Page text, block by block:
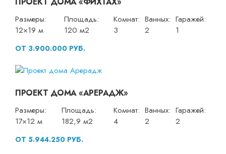
Размеры:
12×19 м
Площадь:
120 м2
Комнат:
3
Ванных:
2
Гаражей:
1
ОТ 3.900.000 РУБ.
ПРОЕКТ ДОМА «АРЕРАДЖ»
Размеры:
17×12 м
Площадь:
182,9 м2
Комнат:
4
Ванных:
2
Гаражей:
2
ОТ 5.944.250 РУБ.